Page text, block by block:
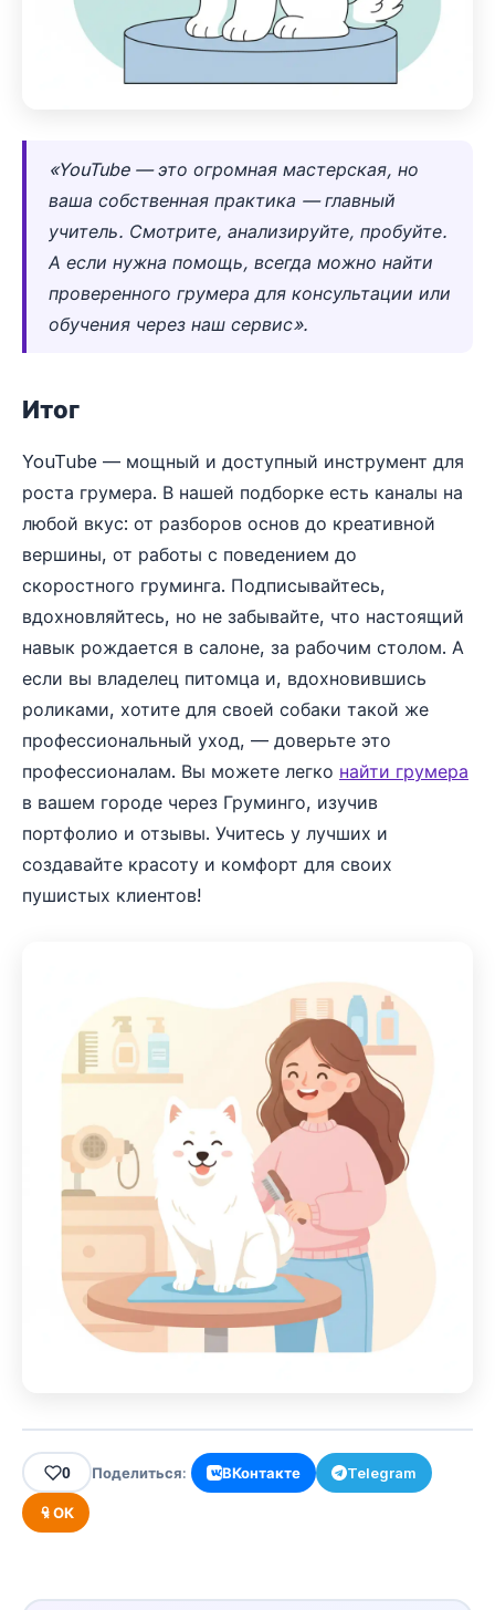
«YouTube — это огромная мастерская, но
ваша собственная практика — главный
учитель. Смотрите, анализируйте, пробуйте.
А если нужна помощь, всегда можно найти
проверенного грумера для консультации или
обучения через наш сервис».
Итог
YouTube — мощный и доступный инструмент для
роста грумера. В нашей подборке есть каналы на
любой вкус: от разборов основ до креативной
вершины, от работы с поведением до
скоростного груминга. Подписывайтесь,
вдохновляйтесь, но не забывайте, что настоящий
навык рождается в салоне, за рабочим столом. А
если вы владелец питомца и, вдохновившись
роликами, хотите для своей собаки такой же
профессиональный уход, — доверьте это
профессионалам. Вы можете легко найти грумера
в вашем городе через Груминго, изучив
портфолио и отзывы. Учитесь у лучших и
создавайте красоту и комфорт для своих
пушистых клиентов!
0 Поделиться: ВКонтакте Telegram
ОК